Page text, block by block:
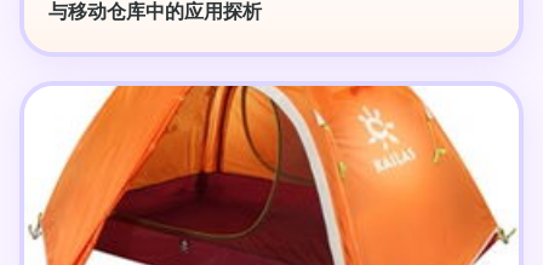
与移动仓库中的应用探析